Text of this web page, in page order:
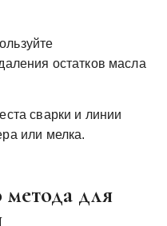
остатков масла
сварки и линии
или мелка.
для